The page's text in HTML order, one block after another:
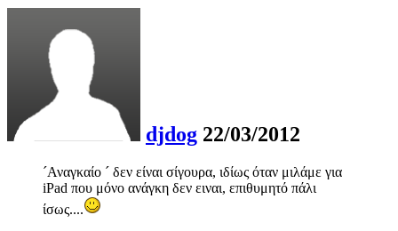
djdog 22/03/2012
´Αναγκαίο ´ δεν είναι σίγουρα, ιδίως όταν μιλάμε για
iPad που μόνο ανάγκη δεν ειναι, επιθυμητό πάλι
ίσως....